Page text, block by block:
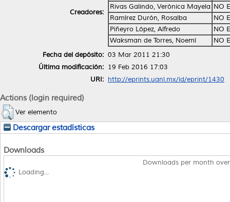
Creadores:
Rivas Galindo, Verónica Mayela NO
Ramírez Durón, Rosalba
NO
Piñeyro López, Alfredo
NO
Waksman de Torres, Noemí
NO
Fecha del depósito: 03 Mar 2011 21:30
Última modificación: 19 Feb 2016 17:03
URI: http://eprints.uanl.mx/id/eprint/1430
Actions (login required)
Ver elemento
Descargar estadísticas
Downloads
Downloads per month
Loading...